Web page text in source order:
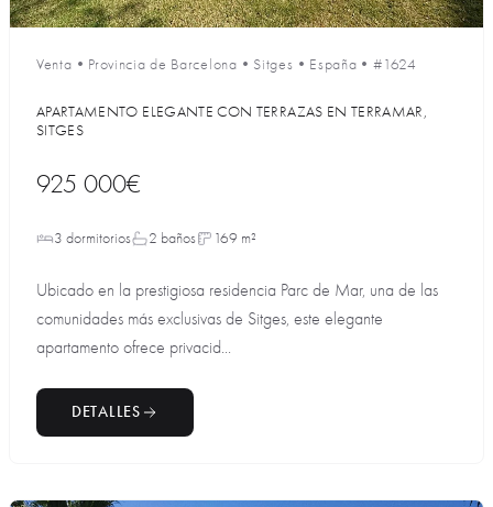
Venta • Provincia de Barcelona • Sitges • España •#1624
APARTAMENTO ELEGANTE CON TERRAZAS EN TERRAMAR,
SITGES
925 000€
3 dormitorios 2 baños 169 m²
Ubicado en la prestigiosa residencia Parc de Mar, una de las
comunidades más exclusivas de Sitges, este elegante
apartamento ofrece privacid...
DETALLES